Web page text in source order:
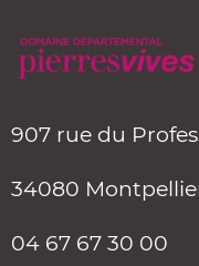
907 rue du
34080
04 67 67 30 00